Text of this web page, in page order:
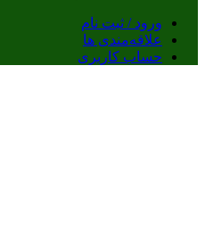
ورود / ثبت نام
علاقه‌مندی ها
حساب کاربری